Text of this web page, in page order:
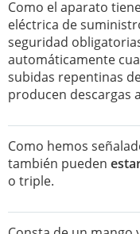
Como el aparato
eléctrica de
seguridad
automáticamente
subidas repentinas
producen descargas
Como hemos
también pueden
o triple.